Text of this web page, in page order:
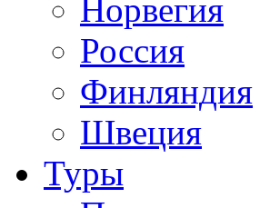
Норвегия
Россия
Финляндия
Швеция
Туры